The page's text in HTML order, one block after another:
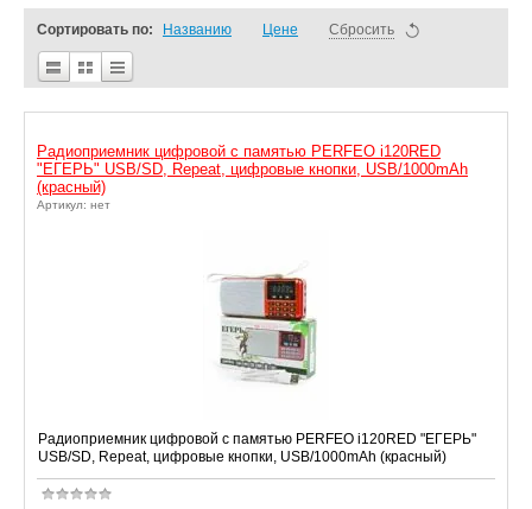
Сортировать по: Названию Цене Сбросить
Радиоприемник цифровой с памятью PERFEO i120RED
"ЕГЕРЬ" USB/SD, Repeat, цифровые кнопки, USB/1000mAh
(красный)
Артикул: нет
Радиоприемник цифровой с памятью PERFEO i120RED "ЕГЕРЬ"
USB/SD, Repeat, цифровые кнопки, USB/1000mAh (красный)